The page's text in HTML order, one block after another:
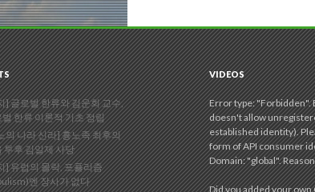
] 글로벌 한류와 김운회 교수,
한류 이론적 기초 정립
의 나라 신라] 흉노족 최후의
투후 김일제 사당
] 유럽의 몰락, 포퓰리즘
엔 장사가 없다
VIDEOS
Error type:
doesn't allow
established identity).
form of API consumer
Domain: "global".
Did you added your own